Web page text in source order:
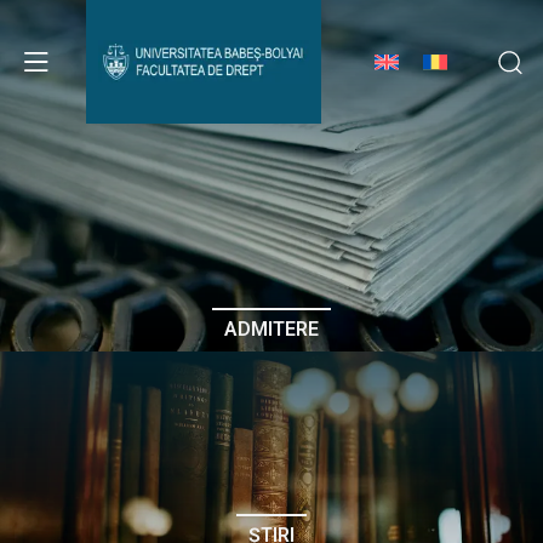
Avizier Studenți
Studii
Admitere
Erasmus & Internațional
Despre Facultate
ADMITERE
ȘTIRI